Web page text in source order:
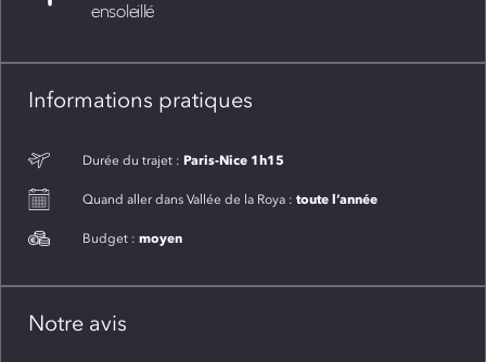
ensoleillé
Informations pratiques
Durée du trajet : Paris-Nice 1h15
Quand aller dans Vallée de la Roya : toute l’année
Budget : moyen
Notre avis